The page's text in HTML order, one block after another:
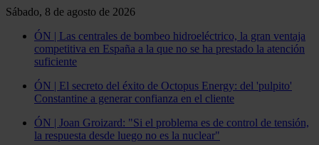
Sábado, 8 de agosto de 2026
ÓN | Las centrales de bombeo hidroeléctrico, la gran ventaja
competitiva en España a la que no se ha prestado la atención
suficiente
ÓN | El secreto del éxito de Octopus Energy: del 'pulpito'
Constantine a generar confianza en el cliente
ÓN | Joan Groizard: "Si el problema es de control de tensión,
la respuesta desde luego no es la nuclear"